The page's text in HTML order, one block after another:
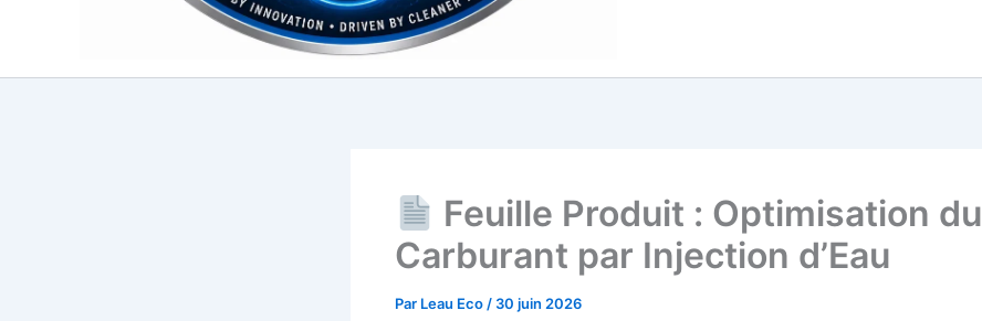
Feuille Produit : Optimisation du
Carburant par Injection d’Eau
Par Leau Eco/ 30 juin 2026